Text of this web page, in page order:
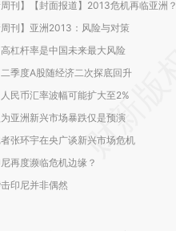
周刊】【封面报道】2013危机再临亚洲？
周刊】亚洲2013：风险与对策
杠杆率是中国未来最大风险
季度A股随经济二次探底回升
民币汇率波幅可能扩大至2%
亚洲新兴市场暴跌仅是预演
张环宇在央广谈新兴市场危机
再度濒临危机边缘？
印尼并非偶然